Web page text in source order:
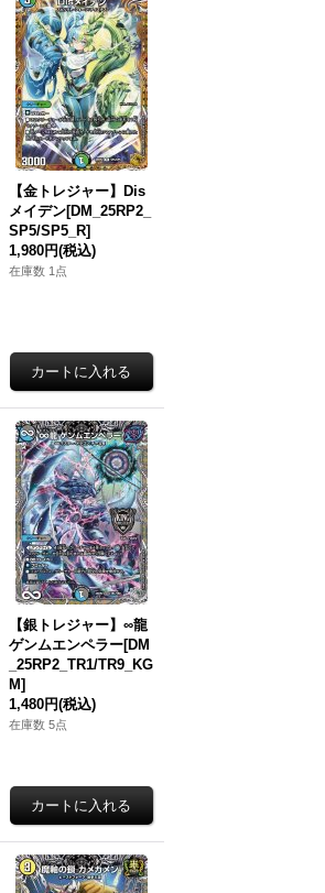
【金トレジャー】Dis
メイデン[DM_25RP2_
SP5/SP5_R]
1,980円(税込)
在庫数 1点
【銀トレジャー】∞龍
ゲンムエンペラー[DM
_25RP2_TR1/TR9_KG
M]
1,480円(税込)
在庫数 5点